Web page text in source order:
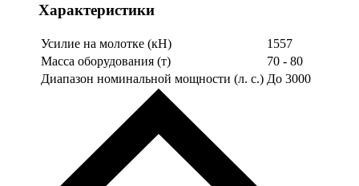
Характеристики
Усилие на молотке (кН)
1557
Масса оборудования (т)
70 - 80
Диапазон номинальной мощности (л. с.) До 3000